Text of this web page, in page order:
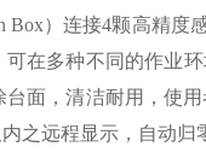
Box）连接4颗高精度
在多种不同的作业
台面，清洁耐用，使
之远程显示，自动归